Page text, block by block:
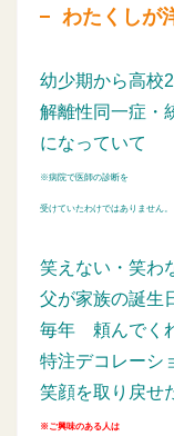
わたくしが
幼少期から高校
解離性同一症・
になっていて
※病院で医師の診断を
受けていたわけではありません。
笑えない・笑わ
父が家族の誕生
毎年 頼んでく
特注デコレーシ
笑顔を取り戻せ
※ご興味のある人は